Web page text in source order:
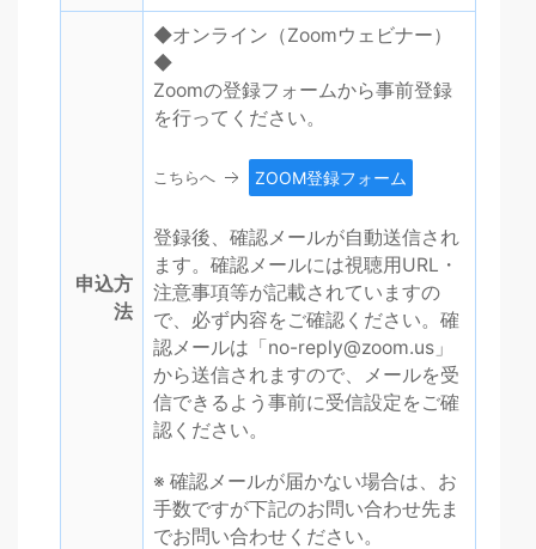
申込方
法
◆オンライン（Zoomウェビナー）
◆
Zoomの登録フォームから事前登録
を行ってください。
こちらへ ZOOM登録フォーム
登録後、 確認メールが自動送信され
ます。 確認メールには視聴用URL・
注意事項等が記載されていますの
で、必ず内容をご確認ください。確
認メールは「no-reply@zoom.us 」
から送信されますので、メールを受
信できるよう事前に受信設定をご確
認ください。
※ 確認メールが届かない場合は、お
手数ですが下記のお問い合わせ先ま
でお問い合わせください。